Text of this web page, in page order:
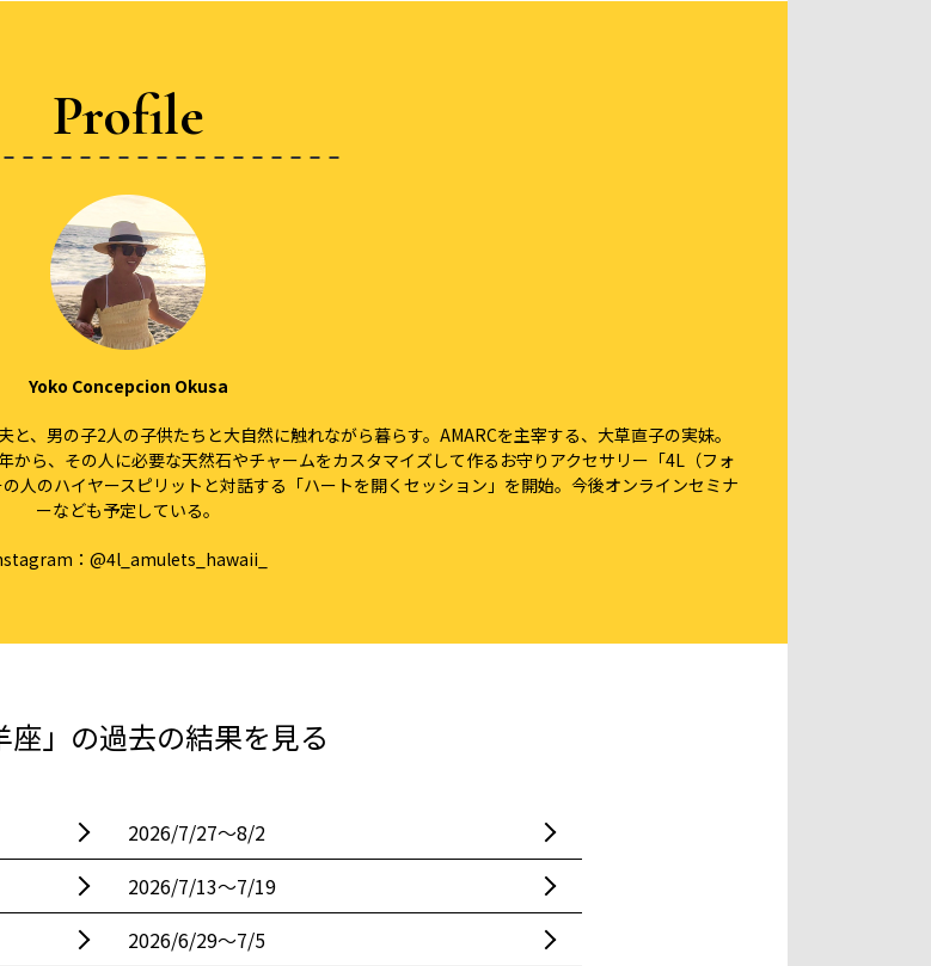
Profile
Yoko Concepcion Okusa
、男の子2人の子供たちと大自然に触れながら暮らす。AMARCを主宰する、大草直子の実妹。
ら、その人に必要な天然石やチャームをカスタマイズして作るお守りアクセサリー「4L（フォ
人のハイヤースピリットと対話する「ハートを開くセッション」を開始。今後オンラインセミナ
ーなども予定している。
： @4l_amulets_hawaii_
座」の過去の結果を見る
2026/7/27〜8/2
2026/7/13〜7/19
2026/6/29〜7/5